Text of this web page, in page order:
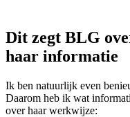
Dit zegt BLG
haar informatie
Ik ben natuurlijk even
Daarom heb ik wat
over haar werkwijze: